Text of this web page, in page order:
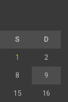
S D
1 2
8 9
15 16